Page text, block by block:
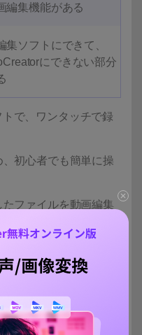
編集機能がある
集ソフトにできて、
にできない部分
で、ワンタッチで録
初心者でも簡単に操
ファイルを動画編集
集作業も簡単です。
画でも、最大120フ
す。
エクスポートされた
料版と同じ機能を使